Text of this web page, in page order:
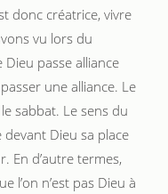
donc créatrice, vivre
vu lors du
passe alliance
une alliance. Le
le sabbat. Le sens du
devant Dieu sa place
En d’autre termes,
l’on n’est pas Dieu à